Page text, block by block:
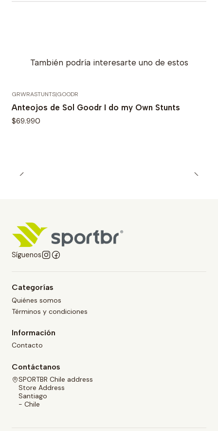
También podría interesarte uno de estos
GRWRASTUNTS|GOODR
Anteojos de Sol Goodr I do my Own Stunts
$69.990
Síguenos
Categorías
Quiénes somos
Términos y condiciones
Información
Contacto
Contáctanos
SPORTBR Chile address
Store Address
Santiago
- Chile